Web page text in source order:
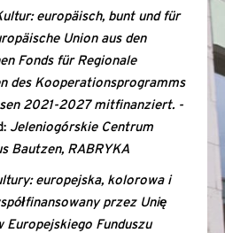
europäisch, bunt und für
Union aus den
Fonds für Regionale
des Kooperationsprogramms
2021-2027 mitfinanziert. -
Jeleniogórskie Centrum
Bautzen, RABRYKA
europejska, kolorowa i
przez Unię
Europejskiego Funduszu